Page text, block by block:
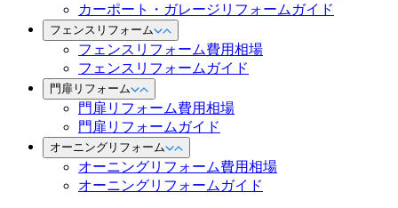
カーポート・ガレージリフォームガイド
フェンスリフォーム
フェンスリフォーム費用相場
フェンスリフォームガイド
門扉リフォーム
門扉リフォーム費用相場
門扉リフォームガイド
オーニングリフォーム
オーニングリフォーム費用相場
オーニングリフォームガイド